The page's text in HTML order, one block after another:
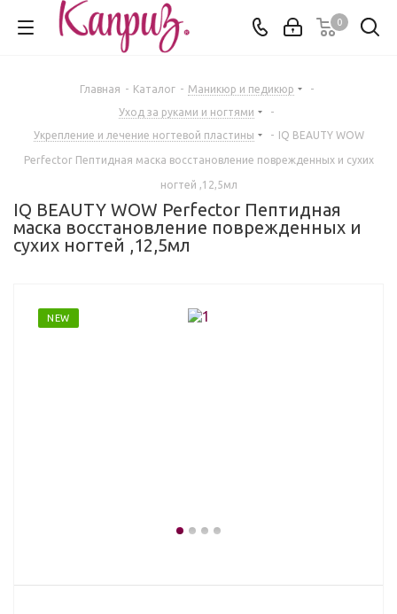
0
Главная - Каталог - Маникюр и педикюр
-
Уход за руками и ногтями
-
Укрепление и лечение ногтевой пластины
- IQ BEAUTY WOW
Perfector Пептидная маска восстановление поврежденных и сухих
ногтей ,12,5мл
IQ BEAUTY WOW Perfector Пептидная
маска восстановление поврежденных и
сухих ногтей ,12,5мл
NEW